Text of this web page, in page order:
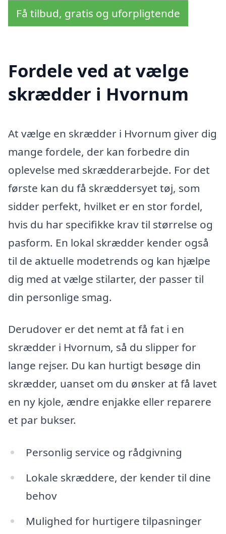
Få tilbud, gratis og uforpligtende
Fordele ved at vælge
skrædder i Hvornum
At vælge en skrædder i Hvornum giver dig
mange fordele, der kan forbedre din
oplevelse med skrædderarbejde. For det
første kan du få skræddersyet tøj, som
sidder perfekt, hvilket er en stor fordel,
hvis du har specifikke krav til størrelse og
pasform. En lokal skrædder kender også
til de aktuelle modetrends og kan hjælpe
dig med at vælge stilarter, der passer til
din personlige smag.
Derudover er det nemt at få fat i en
skrædder i Hvornum, så du slipper for
lange rejser. Du kan hurtigt besøge din
skrædder, uanset om du ønsker at få lavet
en ny kjole, ændre enjakke eller reparere
et par bukser.
Personlig service og rådgivning
Lokale skræddere, der kender til dine
behov
Mulighed for hurtigere tilpasninger